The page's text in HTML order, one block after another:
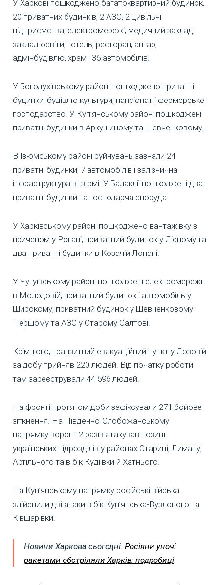
У Харкові пошкоджено багатоквартирний будинок,
20 приватних будинків, 2 АЗС, 2 цивільні
підприємства, електромережі, медичний заклад,
заклад освіти, готель, ресторан, ангар,
адмінбудівлю, храм і 36 автомобілів.
У Богодухівському районі пошкоджено приватні
будинки, будівлю культури, пансіонат і фермерське
господарство. У Куп’янському районі пошкоджені
приватні будинки в Аркушиному та Шевченковому.
В Ізюмському районі руйнувань зазнали 24
приватні будинки, 7 автомобілів і залізнична
інфраструктура в Ізюмі. У Балаклії пошкоджені два
приватні будинки та господарча споруда.
У Харківському районі пошкоджено вантажівку з
причепом у Рогані, приватний будинок у Лісному та
два приватні будинки в Козачій Лопані.
У Чугуївському районі пошкоджені електромережі
в Молодовій, приватний будинок і автомобіль у
Широкому, приватний будинок у Шевченковому
Першому та АЗС у Старому Салтові.
Крім того, транзитний евакуаційний пункт у Лозовій
за добу прийняв 220 людей. Від початку роботи
там зареєстрували 44 596 людей.
На фронті протягом доби зафіксували 271 бойове
зіткнення. На Південно-Слобожанському
напрямку ворог 12 разів атакував позиції
українських підрозділів у районах Стариці, Лиману,
Артільного та в бік Кудіївки й Хатнього.
На Куп’янському напрямку російські війська
здійснили дві атаки в бік Куп’янська-Вузлового та
Ківшарівки.
Новини Харкова сьогодні: Росіяни уночі
ракетами обстріляли Харків: подробиці